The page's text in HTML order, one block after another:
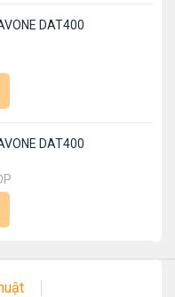
DAT400
DAT400